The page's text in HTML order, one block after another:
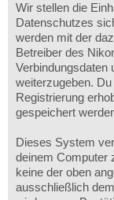
Wir stellen die
Datenschutzes
werden mit der
Betreiber des
Verbindungsdaten
weiterzugeben.
Registrierung
gespeichert
Dieses System
deinem Computer
keine der oben
ausschließlich